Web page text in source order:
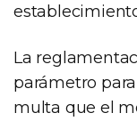
La
parámetro
multa que el